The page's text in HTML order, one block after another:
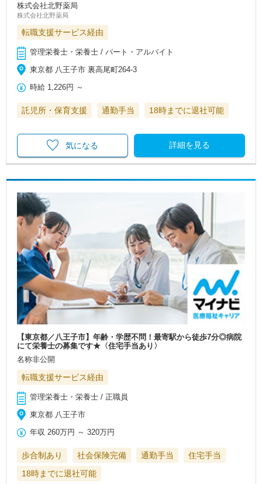
株式会社北野薬局
株式会社北野薬局
転職支援サービス経由
管理栄養士・栄養士 / パート・アルバイト
東京都 八王子市 裏高尾町264-3
時給 1,226円 ～
託児所・保育支援 通勤手当 18時までに退社可能
詳細を見る
気になる
【東京都／八王子市】年齢・学歴不問！最寄駅から徒歩7分◎病院
にて栄養士の募集です★〈住宅手当あり〉
名称非公開
転職支援サービス経由
管理栄養士・栄養士 / 正職員
東京都 八王子市
年収 260万円 ～320万円
歩合制あり 社会保険完備 通勤手当
住宅手当
18時までに退社可能